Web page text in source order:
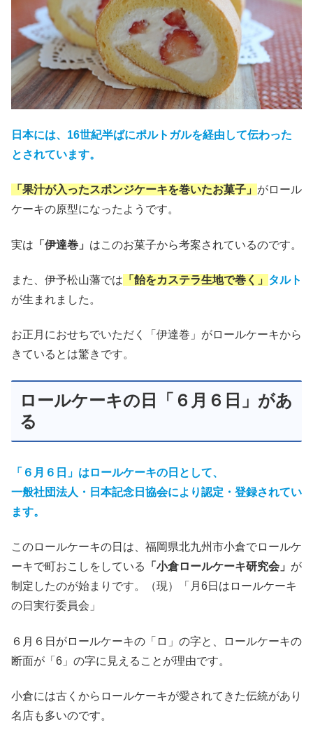
日本には、16世紀半ばにポルトガルを経由して伝わった
とされています。
「果汁が入ったスポンジケーキを巻いたお菓子」 がロール
ケーキの原型になったようです。
実は 「伊達巻」 はこのお菓子から考案されているのです。
また、伊予松山藩では 「飴をカステラ生地で巻く」 タルト
が生まれました。
お正月におせちでいただく「伊達巻」がロールケーキから
きているとは驚きです。
ロールケーキの日「６月６日」があ
る
「６月６日」はロールケーキの日として、
一般社団法人・日本記念日協会により認定・登録されてい
ます。
このロールケーキの日は、福岡県北九州市小倉でロールケ
ーキで町おこしをしている
「小倉ロールケーキ研究会」 が
制定したのが始まりです。（現）「月6日はロールケーキ
の日実行委員会」
６月６日がロールケーキの「ロ」の字と、ロールケーキの
断面が「6」の字に見えることが理由です。
小倉には古くからロールケーキが愛されてきた伝統があり
名店も多いのです。